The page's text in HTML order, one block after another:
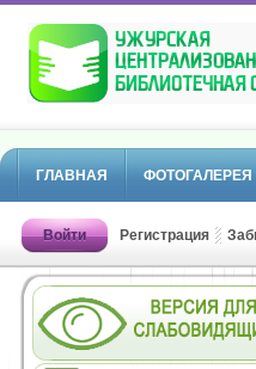
ГЛАВНАЯ ФОТОГАЛЕРЕЯ
Войти Регистрация